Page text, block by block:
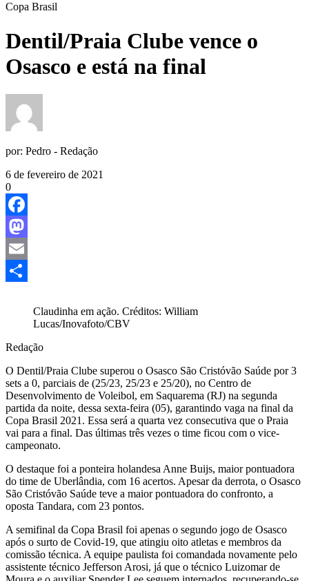
Copa Brasil
Dentil/Praia Clube vence o
Osasco e está na final
por: Pedro - Redação
6 de fevereiro de 2021
0
Facebook
Mastodon
Email
Claudinha em ação. Créditos: William
Lucas/Inovafoto/CBV
Redação
O Dentil/Praia Clube superou o Osasco São Cristóvão Saúde por 3
sets a 0, parciais de (25/23, 25/23 e 25/20), no Centro de
Desenvolvimento de Voleibol, em Saquarema (RJ) na segunda
partida da noite, dessa sexta-feira (05), garantindo vaga na final da
Copa Brasil 2021. Essa será a quarta vez consecutiva que o Praia
vai para a final. Das últimas três vezes o time ficou com o vice-
campeonato.
O destaque foi a ponteira holandesa Anne Buijs, maior pontuadora
do time de Uberlândia, com 16 acertos. Apesar da derrota, o Osasco
São Cristóvão Saúde teve a maior pontuadora do confronto, a
oposta Tandara, com 23 pontos.
A semifinal da Copa Brasil foi apenas o segundo jogo de Osasco
após o surto de Covid-19, que atingiu oito atletas e membros da
comissão técnica. A equipe paulista foi comandada novamente pelo
assistente técnico Jefferson Arosi, já que o técnico Luizomar de